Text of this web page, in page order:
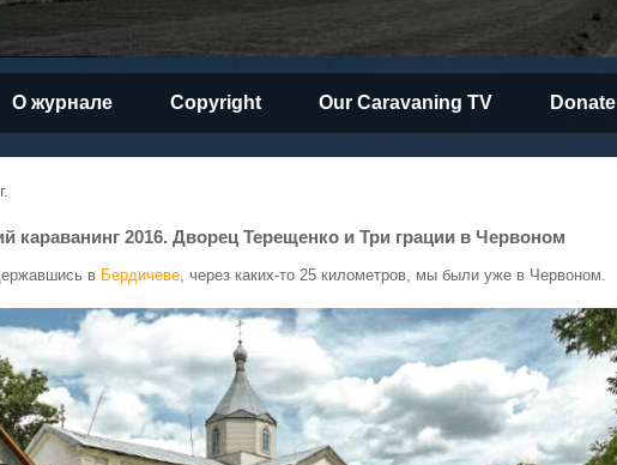
О журнале Copyright Our Caravaning TV Donate
караванинг 2016. Дворец Терещенко и Три грации в Червоном
в Бердичеве, через каких-то 25 километров, мы были уже в Червоном.